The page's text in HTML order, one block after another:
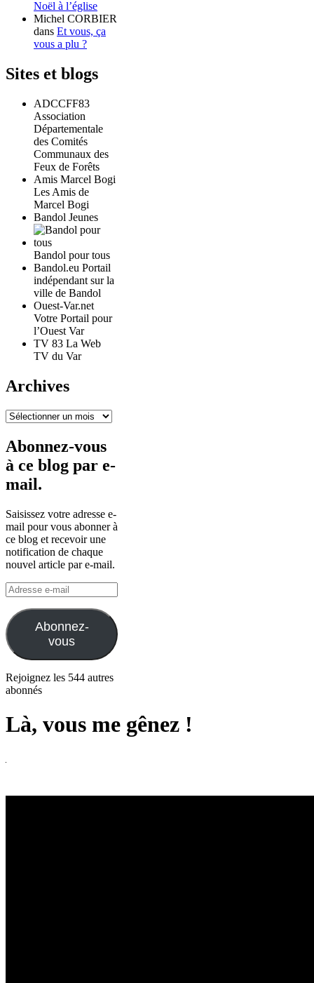
Noël à l’église
Michel CORBIER
dans Et vous, ça
vous a plu ?
Sites et blogs
ADCCFF83
Association
Départementale
des Comités
Communaux des
Feux de Forêts
Amis Marcel Bogi
Les Amis de
Marcel Bogi
Bandol Jeunes
Bandol pour tous
Bandol.eu Portail
indépendant sur la
ville de Bandol
Ouest-Var.net
Votre Portail pour
l’Ouest Var
TV 83 La Web
TV du Var
Archives
Archives
Abonnez-vous
à ce blog par e-
mail.
Saisissez votre adresse e-
mail pour vous abonner à
ce blog et recevoir une
notification de chaque
nouvel article par e-mail.
Adresse
e-
mail
Abonnez-
vous
Rejoignez les 544 autres
abonnés
Là, vous me gênez !